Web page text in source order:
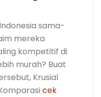
sama-
mereka
kompetitif di
murah? Buat
Krusial
cek